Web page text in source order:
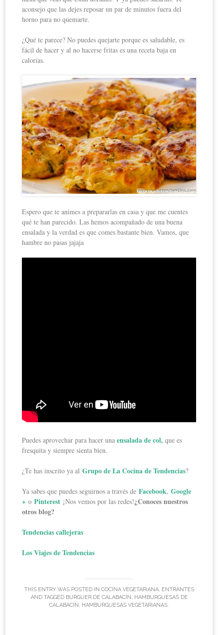
aconsejo que las dejes reposar un par de minutos fuera del
horno para no quemarte.
¿Qué te parece? No puedes quejarte porque es saludable, es
fácil de hacer y al no hacerse fritas es una receta baja en
calorías.
Espero que te animes a prepararlas en casa y que me cuentes
qué te han parecido. Las hemos acompañado de una buena
ensalada y la verdad es que comes bastante bien. Vamos, que
hambre no pasas jajaja
Puedes aprovechar para hacer unaensalada de col, que es
fresquita y siempre sienta bien.
¿Te has inscrito ya alGrupo de La Cocina de Tendencias?
Ya sabes que puedes seguirnos a través deFacebook,Google
+ oPinterest ¡Nos vemos por las redes!¿Conoces nuestros
otros blog?
Tendencias callejeras
Los Viajes de Tendencias
THIS ENTRY WAS POSTED IN COCINA VEGETARIANA, ENTRANTES
AND TAGGED BURGUER DE CALABACÍN , HAMBURGUESAS DE
CALABACÍN , HAMBURGUESAS VEGETARIANAS.